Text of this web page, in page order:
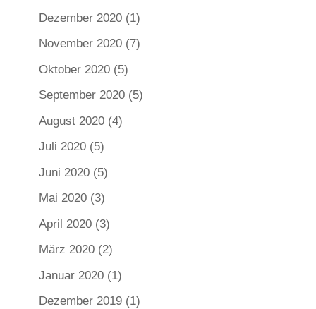
Dezember 2020(1)
November 2020(7)
Oktober 2020(5)
September 2020(5)
August 2020(4)
Juli 2020(5)
Juni 2020(5)
Mai 2020(3)
April 2020(3)
März 2020(2)
Januar 2020(1)
Dezember 2019(1)